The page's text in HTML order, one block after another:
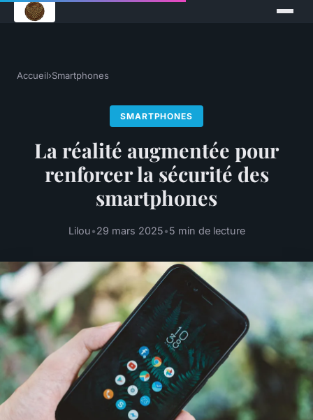
Accueil›Smartphones
SMARTPHONES
La réalité augmentée pour
renforcer la sécurité des
smartphones
Lilou•29 mars 2025•5 min de lecture